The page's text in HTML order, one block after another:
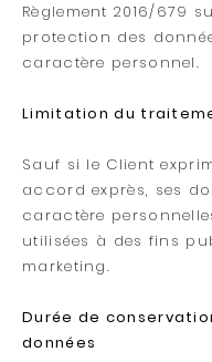
Règlement 2016/679
protection des
caractère personnel.
Limitation du
Sauf si le Client
accord exprès, ses
caractère
utilisées à des fins
marketing.
Durée de
données